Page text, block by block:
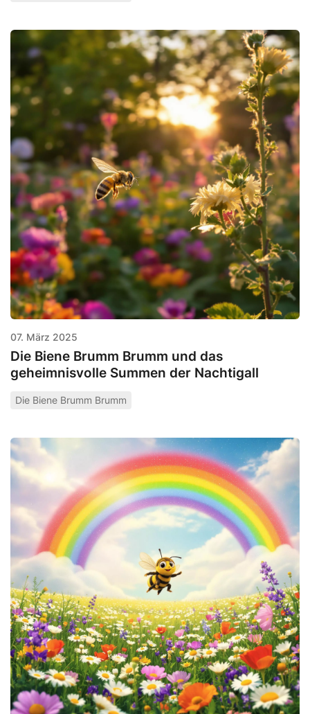
07. März 2025
Die Biene Brumm Brumm und das
geheimnisvolle Summen der Nachtigall
Die Biene Brumm Brumm